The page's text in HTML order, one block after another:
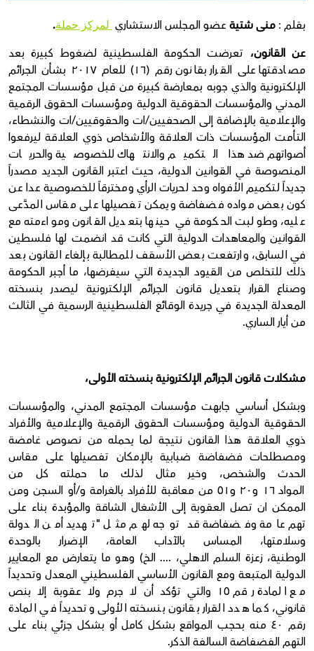
بقلم : منى شتية عضو المجلس الاستشاري لمركز حملة.
عن القانون، تعرضت الحكومة الفلسطينية لضغوط كبيرة بعد
مصادقتها على القرار بقانون رقم (١٦) للعام ٢٠١٧ بشأن الجرائم
الإلكترونية والذي جوبه بمعارضة كبيرة من قبل مؤسسات المجتمع
المدني والمؤسسات الحقوقية الدولية ومؤسسات الحقوق الرقمية
والإعلامية بالإضافة إلى الصحفيين/ات والحقوقيين/ات والنشطاء،
التأمت المؤسسات ذات العلاقة والأشخاص ذوي العلاقة ليرفعوا
أصواتهم ضد هذا التكميم والانتهاك للخصوصية والحريات
المنصوصة في القوانين الدولية، حيث اعتبر القانون الجديد مصدراً
جديداً لتكميم الأفواه وحد لحريات الرأي ومخترقاً للخصوصية عدا عن
كون بعض مواده فضفاضة ويمكن تفصيلها على مقاس المدَّعى
عليه، وطولبت الحكومة في حينها بتعديل القانون ومواءمته مع
القوانين والمعاهدات الدولية التي كانت قد انضمت لها فلسطين
في السابق، وارتفعت بعض الأسقف للمطالبة بإلغاء القانون بعد
ذلك للتخلص من القيود الجديدة التي سيفرضها، ما أجبر الحكومة
وصناع القرار بتعديل قانون الجرائم الإلكترونية ليصدر بنسخته
المعدلة الجديدة في جريدة الوقائع الفلسطينية الرسمية في الثالث
من أيار الساري.
مشكلات قانون الجرائم الإلكترونية بنسخته الأولى،
وبشكل أساسي جابهت مؤسسات المجتمع المدني، والمؤسسات
الحقوقية الدولية ومؤسسات الحقوق الرقمية والإعلامية والأفراد
ذوي العلاقة هذا القانون نتيجة لما يحمله من نصوص غامضة
ومصطلحات فضفاضة ضبابية بالإمكان تفصيلها على مقاس
الحدث والشخص، وخير مثال لذلك ما حملته كل من
المواد ١٦ و٢٠ و٥١ من معاقبة للأفراد بالغرامة و/أو السجن ومن
الممكن ان تصل العقوبة إلى الأشغال الشاقة والمؤبدة بناء على
تهم عامة وفضفاضة قد توجه لهم مثل "تهديد أمن الدولة
وسلامتها، المساس بالآداب العامة، الإضرار بالوحدة
الوطنية، زعزة السلم الاهلي، .... الخ) وهو ما يتعارض مع المعايير
الدولية المتبعة ومع القانون الأساسي الفلسطيني المعدل وتحديداً
مع المادة رقم ١٥ والتي تؤكد أن لا جرم ولا عقوبة إلا بنص
قانوني، كما هدد القرار بقانون بنسخته الأولى وتحديداً في المادة
رقم ٤٠ منه بحجب المواقع بشكل كامل أو بشكل جزئي بناء على
التهم الفضفاضة السالفة الذكر.